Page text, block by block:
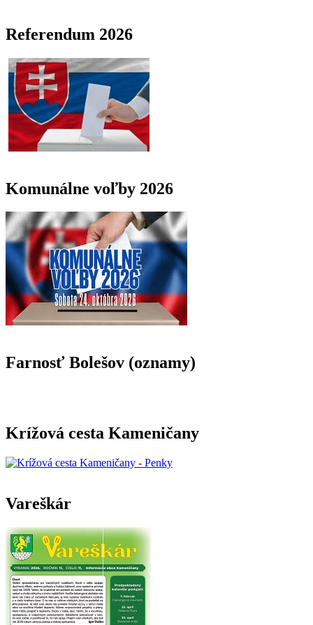
Referendum 2026
Komunálne voľby 2026
Farnosť Bolešov (oznamy)
Krížová cesta Kameničany
Vareškár